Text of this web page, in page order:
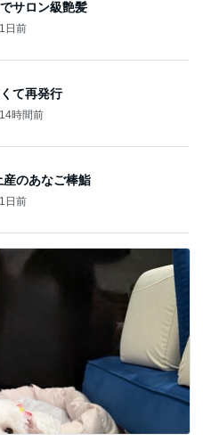
サロン級艶髪
1日前
て再発行
14時間前
のあなご棒鮨
1日前